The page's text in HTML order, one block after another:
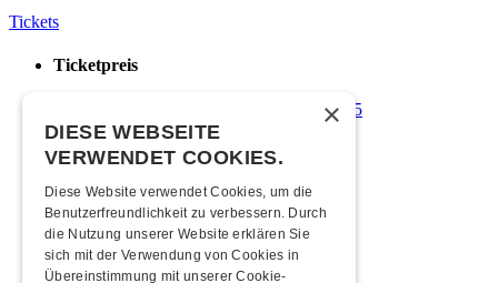
Tickets
Ticketpreis
Vorverkauf: CHF 10 | Abendkasse: CHF 15
Zeitplan
22:00 Uhr Türöffnung
03:00 Uhr Ende
Mindestalter
×
DIESE WEBSEITE
VERWENDET COOKIES.
Diese Website verwendet Cookies, um die
Benutzerfreundlichkeit zu verbessern. Durch
die Nutzung unserer Website erklären Sie
sich mit der Verwendung von Cookies in
Übereinstimmung mit unserer Cookie-